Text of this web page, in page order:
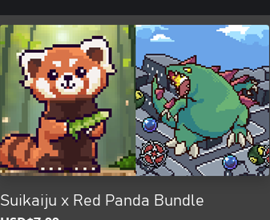
Suikaiju x Red Panda Bundle